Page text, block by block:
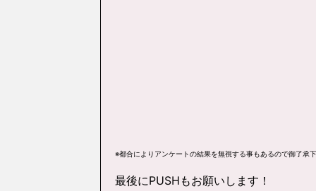
※都合によりアンケートの結果を無視する事もあるので御了承
最後にPUSHもお願いします！